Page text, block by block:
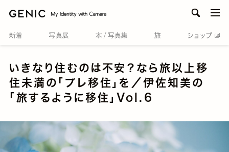
いきなり住むのは不安？なら旅以上移
住未満の「プレ移住」を／伊佐知美の
「旅するように移住」Vol.６